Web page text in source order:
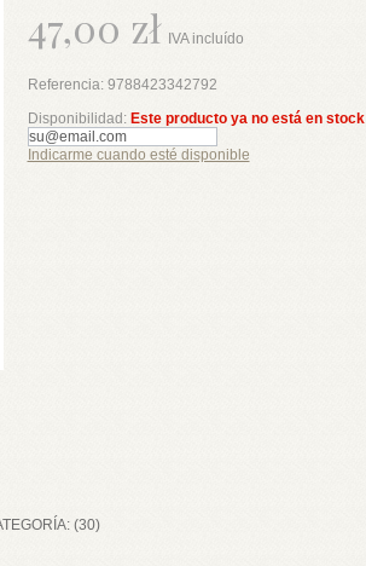
47,00 zł IVA incluído
Referencia: 9788423342792
Disponibilidad: Este producto ya no está en stock
Indicarme cuando esté disponible
(30)